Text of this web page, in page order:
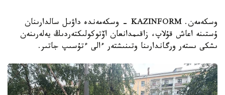
وسكەمەن. KAZINFORM - وسكەمەندە داۋىل سالدارىنان
ۇستىنە اعاش قۇلاپ، زاقىمدانعان اۆتوكولىكتەردىڭ يەلەرىنەن
ىشكى ىستەر ورگاندارىنا وتىنىشتەر ءالى ءتۇسىپ جاتىر.